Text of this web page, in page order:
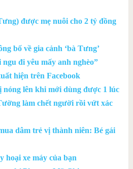
được mẹ nuôi cho 2 tỷ đồng
bố về gia cảnh ‘bà Tưng’
đi yêu mấy anh nghèo”
hiện trên Facebook
lên khi mới dùng được 1 lúc
làm chết người rồi vứt xác
dâm trẻ vị thành niên: Bé gái
hoại xe máy của bạn